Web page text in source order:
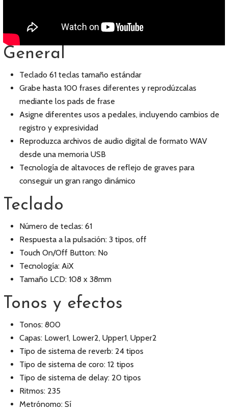
General
Teclado 61 teclas tamaño estándar
Grabe hasta 100 frases diferentes y reprodúzcalas
mediante los pads de frase
Asigne diferentes usos a pedales, incluyendo cambios de
registro y expresividad
Reproduzca archivos de audio digital de formato WAV
desde una memoria USB
Tecnología de altavoces de reflejo de graves para
conseguir un gran rango dinámico
Teclado
Número de teclas: 61
Respuesta a la pulsación: 3 tipos, off
Touch On/Off Button: No
Tecnología: AiX
Tamaño LCD: 108 x 38mm
Tonos y efectos
Tonos: 800
Capas: Lower1, Lower2, Upper1, Upper2
Tipo de sistema de reverb: 24 tipos
Tipo de sistema de coro: 12 tipos
Tipo de sistema de delay: 20 tipos
Ritmos: 235
Metrónomo: Sí